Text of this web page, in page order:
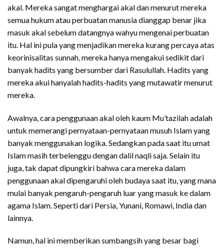
akal. Mereka sangat menghargai akal dan menurut mereka
semua hukum atau perbuatan manusia dianggap benar jika
masuk akal sebelum datangnya wahyu mengenai perbuatan
itu. Hal ini pula yang menjadikan mereka kurang percaya atas
keorinisalitas sunnah, mereka hanya mengakui sedikit dari
banyak hadits yang bersumber dari Rasulullah. Hadits yang
mereka akui hanyalah hadits-hadits yang mutawatir menurut
mereka.
Awalnya, cara penggunaan akal oleh kaum Mu’tazilah adalah
untuk memerangi pernyataan-pernyataan musuh Islam yang
banyak menggunakan logika. Sedangkan pada saat itu umat
Islam masih terbelenggu dengan dalil naqli saja. Selain itu
juga, tak dapat dipungkiri bahwa cara mereka dalam
penggunaan akal dipengaruhi oleh budaya saat itu, yang mana
mulai banyak pengaruh-pengaruh luar yang masuk ke dalam
agama Islam. Seperti dari Persia, Yunani, Romawi, India dan
lainnya.
Namun, hal ini memberikan sumbangsih yang besar bagi